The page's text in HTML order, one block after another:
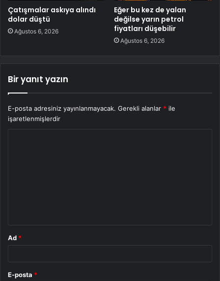
Çatışmalar askıya alındı
dolar düştü
Ağustos 6, 2026
Eğer bu kez de yalan
değilse yarın petrol
fiyatları düşebilir
Ağustos 6, 2026
Bir yanıt yazın
E-posta adresiniz yayınlanmayacak. Gerekli alanlar * ile
işaretlenmişlerdir
Ad *
E-posta *